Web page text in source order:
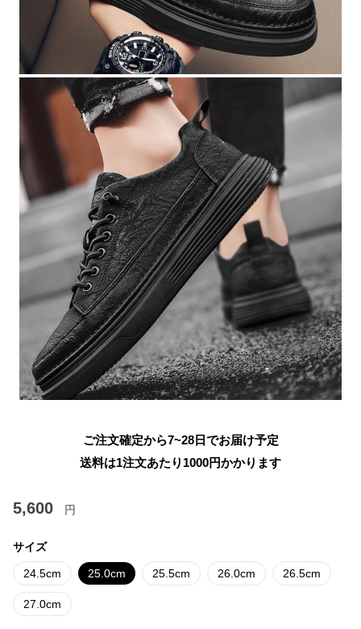
ご注文確定から7~28日でお届け予定
送料は1注文あたり 1000円かかります
5,600 円
サイズ
24.5cm 25.0cm 25.5cm 26.0cm 26.5cm
27.0cm